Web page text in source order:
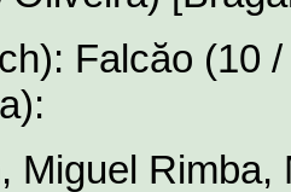
Falcăo (10 /
Miguel